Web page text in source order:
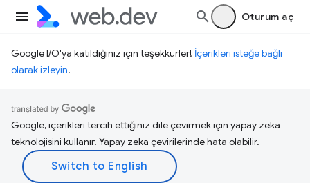
Oturum aç
Google I/O'ya katıldığınız için teşekkürler! İçerikleri isteğe bağlı
olarak izleyin.
Google, içerikleri tercih ettiğiniz dile çevirmek için yapay zeka
teknolojisini kullanır. Yapay zeka çevirilerinde hata olabilir.